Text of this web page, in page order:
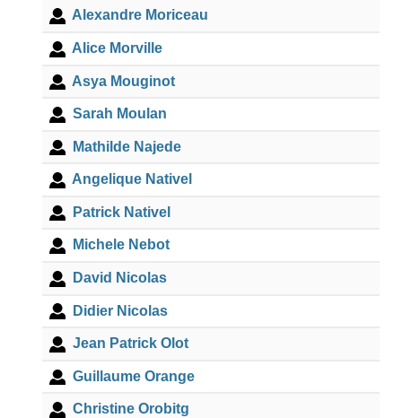
Alexandre Moriceau
Alice Morville
Asya Mouginot
Sarah Moulan
Mathilde Najede
Angelique Nativel
Patrick Nativel
Michele Nebot
David Nicolas
Didier Nicolas
Jean Patrick Olot
Guillaume Orange
Christine Orobitg